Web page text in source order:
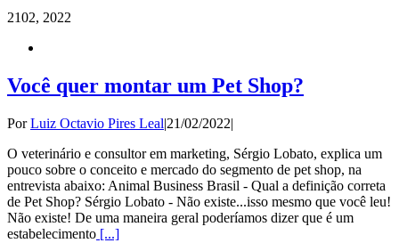
2102, 2022
Você quer montar um Pet Shop?
PorLuiz Octavio Pires Leal|21/02/2022|
O veterinário e consultor em marketing, Sérgio Lobato, explica um
pouco sobre o conceito e mercado do segmento de pet shop, na
entrevista abaixo: Animal Business Brasil - Qual a definição correta
de Pet Shop? Sérgio Lobato - Não existe...isso mesmo que você leu!
Não existe! De uma maneira geral poderíamos dizer que é um
estabelecimento [...]